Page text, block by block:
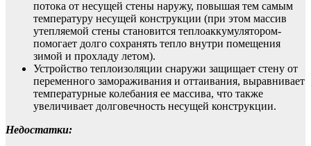
потока от несущей стены наружу, повышая тем самым
температуру несущей конструкции (при этом массив
утепляемой стены становится теплоаккумулятором-
помогает долго сохранять тепло внутри помещения
зимой и прохладу летом).
Устройство теплоизоляции снаружи защищает стену от
переменного замораживания и оттаивания, выравнивает
температурные колебания ее массива, что также
увеличивает долговечность несущей конструкции.
Недостатки: